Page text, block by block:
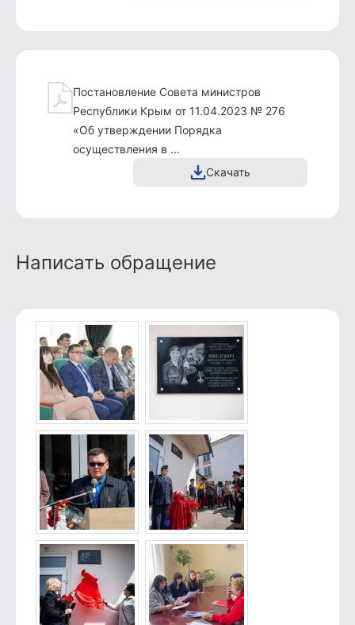
Постановление Совета министров
Республики Крым от 11.04.2023 № 276
«Об утверждении Порядка
осуществления в ...
Скачать
Написать обращение